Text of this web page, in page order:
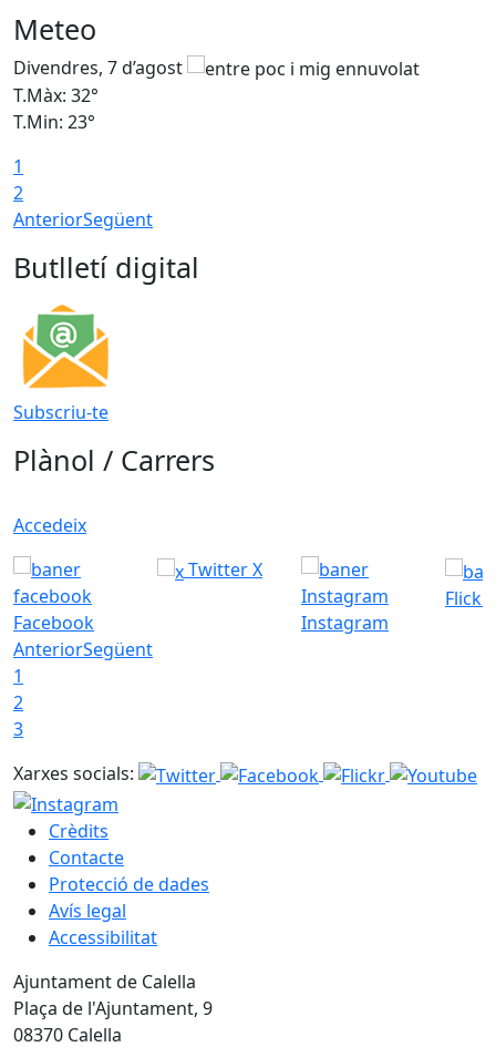
Meteo
Divendres, 7 d’agost
T.Màx: 32°
T.Min: 23°
1
2
AnteriorSegüent
Butlletí digital
Subscriu-te
Plànol / Carrers
Accedeix
Facebook
Twitter X
Instagram
Flickr
AnteriorSegüent
1
2
3
Xarxes socials:
Crèdits
Contacte
Protecció de dades
Avís legal
Accessibilitat
Ajuntament de Calella
Plaça de l'Ajuntament, 9
08370 Calella